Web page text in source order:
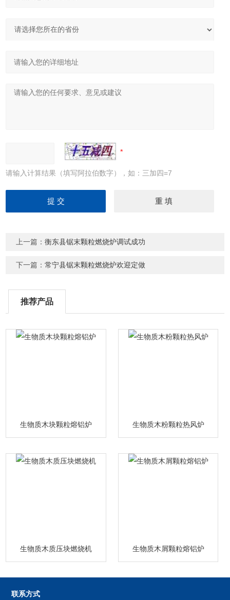
请输入计算结果（填写阿拉伯数字），如：三加四=7
上一篇：衡东县锯末颗粒燃烧炉调试成功
下一篇：常宁县锯末颗粒燃烧炉欢迎定做
推荐产品
生物质木块颗粒熔铝炉 生物质木粉颗粒热风炉
生物质木质压块燃烧机 生物质木屑颗粒熔铝炉
联系方式